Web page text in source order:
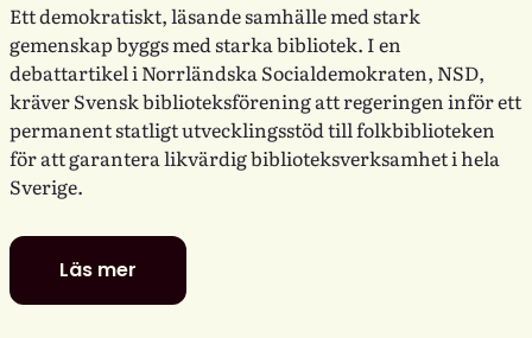
Ett demokratiskt, läsande samhälle med stark
gemenskap byggs med starka bibliotek. I en
debattartikel i Norrländska Socialdemokraten, NSD,
kräver Svensk biblioteksförening att regeringen inför ett
permanent statligt utvecklingsstöd till folkbiblioteken
för att garantera likvärdig biblioteksverksamhet i hela
Sverige.
Läs mer
Politiker
–